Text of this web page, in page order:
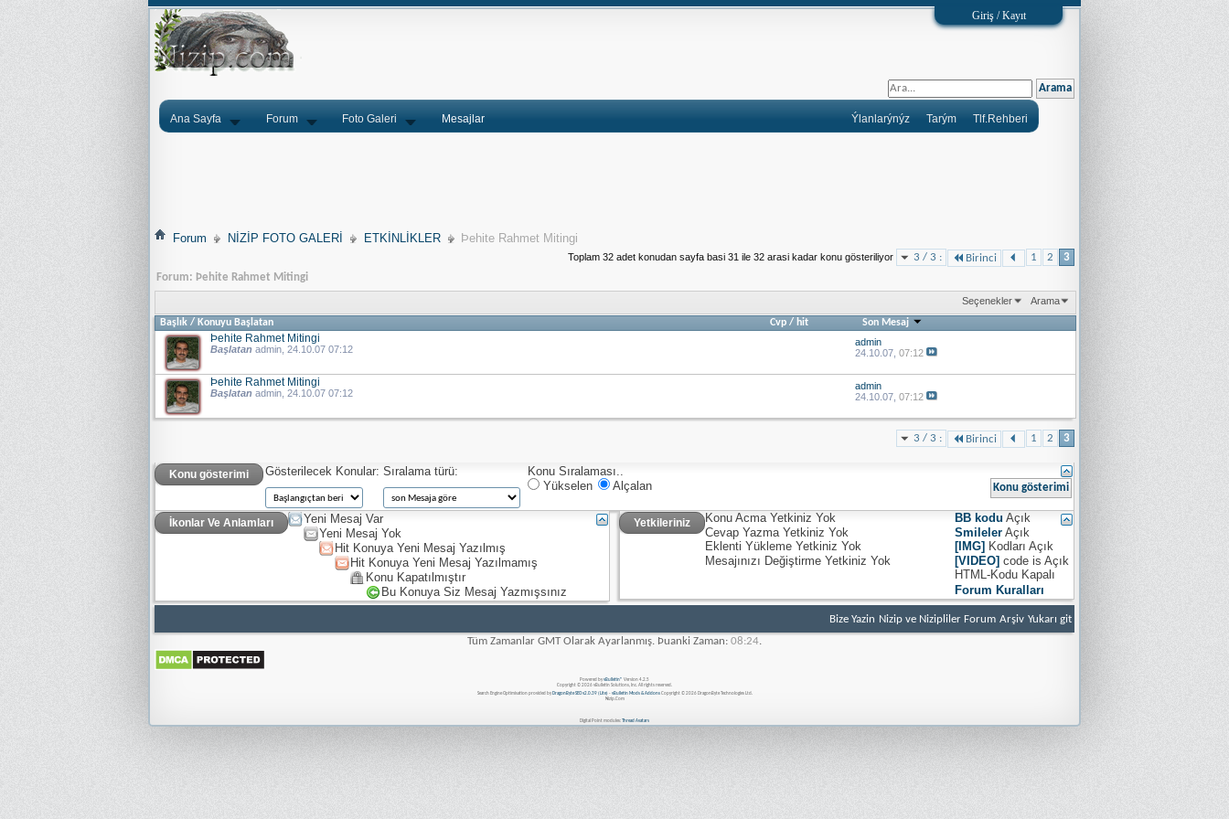
Giriş / Kayıt
Ana Sayfa Forum Foto Galeri Mesajlar Tlf.Rehberi
Tarým
Ýlanlarýnýz
Forum NİZİP FOTO GALERİ ETKİNLİKLER Þehite Rahmet Mitingi
3 / 3 : Birinci 1 2 3
Toplam 32 adet konudan sayfa basi 31 ile 32 arasi kadar konu gösteriliyor
Forum: Þehite Rahmet Mitingi
Seçenekler Arama
Başlık / Konuyu Başlatan Cvp / hit Son Mesaj
Þehite Rahmet Mitingi
Başlatan admin, 24.10.07 07:12
admin
24.10.07, 07:12
Þehite Rahmet Mitingi
Başlatan admin, 24.10.07 07:12
admin
24.10.07, 07:12
3 / 3 : Birinci 1 2 3
Konu gösterimi Gösterilecek Konular: Sıralama türü:
Konu Sıralaması..
Yükselen
Alçalan
İkonlar Ve Anlamları
Yeni Mesaj Var
Yeni Mesaj Yok
Hit Konuya Yeni Mesaj Yazılmış
Hit Konuya Yeni Mesaj Yazılmamış
Konu Kapatılmıştır
Bu Konuya Siz Mesaj Yazmışsınız
Yetkileriniz Konu Acma Yetkiniz Yok
Cevap Yazma Yetkiniz Yok
Eklenti Yükleme Yetkiniz Yok
Mesajınızı Değiştirme Yetkiniz Yok
BB kodu Açık
Smileler Açık
[IMG] Kodları Açık
[VIDEO]code is Açık
HTML-Kodu Kapalı
Forum Kuralları
Bize Yazin Nizip ve Nizipliler Forum Arşiv Yukarı git
Tüm Zamanlar GMT Olarak Ayarlanmış. Þuanki Zaman: 08:24.
Powered by vBulletin® Version 4.2.5
Copyright © 2026 vBulletin Solutions, Inc. All rights reserved.
Search Engine Optimisation provided by DragonByte SEO v2.0.39 (Lite)- vBulletin Mods & AddonsCopyright © 2026 DragonByte Technologies Ltd.
Nizip.Com
Digital Point modules: Thread Avatars